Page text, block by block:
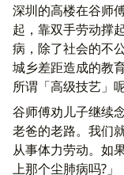
深圳的高楼在谷师
起，靠双手劳动撑
病，除了社会的不
城乡差距造成的教
所谓「高级技艺」
谷师傅劝儿子继续
老爸的老路。我们
从事体力劳动。如
上那个尘肺病吗?」